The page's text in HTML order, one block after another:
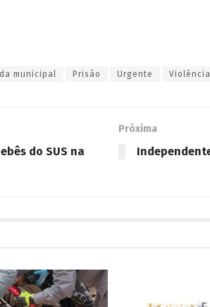
municipal Prisão Urgente
do SUS na
Próxima